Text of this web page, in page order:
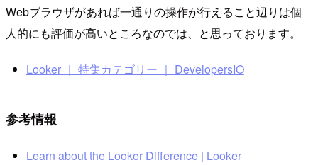
Webブラウザがあれば一通りの操作が行えること辺りは個
人的にも評価が高いところなのでは、と思っております。
Looker ｜ 特集カテゴリー ｜ DevelopersIO
参考情報
Learn about the Looker Difference | Looker